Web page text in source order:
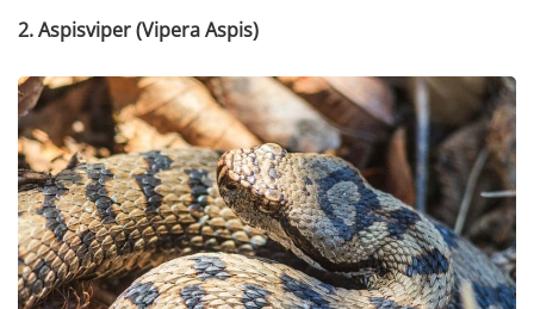
2. Aspisviper (Vipera Aspis)